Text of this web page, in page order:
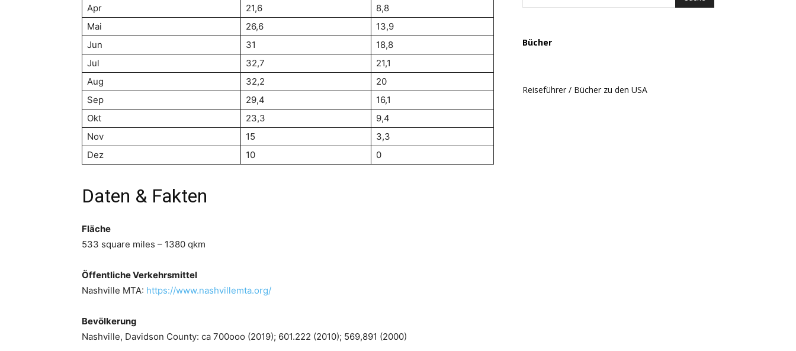
Apr
21,6
8,8
Mai
26,6
13,9
Jun
31
18,8
Jul
32,7
21,1
Aug
32,2
20
Sep
29,4
16,1
Okt
23,3
9,4
Nov
15
3,3
Dez
10 0
Daten & Fakten
Fläche
533 square miles – 1380 qkm
Öffentliche Verkehrsmittel
Nashville MTA: https://www.nashvillemta.org/
Bevölkerung
Nashville, Davidson County: ca 700ooo (2019); 601.222 (2010); 569,891 (2000)
Bücher
Reiseführer / Bücher zu den USA